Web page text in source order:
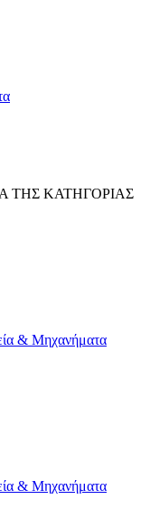
ΤΗΣ ΚΑΤΗΓΟΡΙΑΣ
& Μηχανήματα
& Μηχανήματα